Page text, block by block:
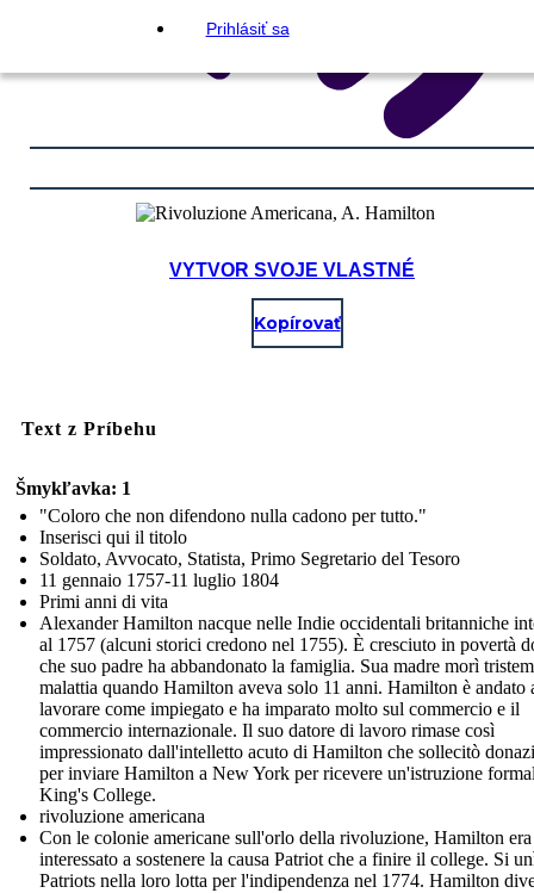
Prihlásiť sa
VYTVOR SVOJE VLASTNÉ
Kopírovať
Text z Príbehu
Šmykľavka: 1
"Coloro che non difendono nulla cadono per tutto."
Inserisci qui il titolo
Soldato, Avvocato, Statista, Primo Segretario del Tesoro
11 gennaio 1757-11 luglio 1804
Primi anni di vita
Alexander Hamilton nacque nelle Indie occidentali britanniche
al 1757 (alcuni storici credono nel 1755). È cresciuto in povertà
che suo padre ha abbandonato la famiglia. Sua madre morì
malattia quando Hamilton aveva solo 11 anni. Hamilton è andato
lavorare come impiegato e ha imparato molto sul commercio e il
commercio internazionale. Il suo datore di lavoro rimase così
impressionato dall'intelletto acuto di Hamilton che sollecitò
per inviare Hamilton a New York per ricevere un'istruzione
King's College.
rivoluzione americana
Con le colonie americane sull'orlo della rivoluzione, Hamilton
interessato a sostenere la causa Patriot che a finire il college. Si
Patriots nella loro lotta per l'indipendenza nel 1774. Hamilton